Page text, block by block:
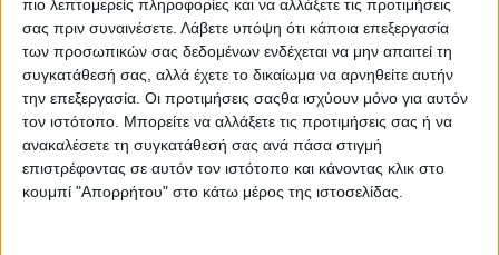
πιο λεπτομερείς πληροφορίες και να αλλάξετε τις προτιμήσεις
σας πριν συναινέσετε. Λάβετε υπόψη ότι κάποια επεξεργασία
των προσωπικών σας δεδομένων ενδέχεται να μην απαιτεί τη
συγκατάθεσή σας, αλλά έχετε το δικαίωμα να αρνηθείτε αυτήν
την επεξεργασία. Οι προτιμήσεις σαςθα ισχύουν μόνο για αυτόν
τον ιστότοπο. Μπορείτε να αλλάξετε τις προτιμήσεις σας ή να
ανακαλέσετε τη συγκατάθεσή σας ανά πάσα στιγμή
επιστρέφοντας σε αυτόν τον ιστότοπο και κάνοντας κλικ στο
κουμπί "Απορρήτου" στο κάτω μέρος της ιστοσελίδας.
Χαλκίδα:35χρονη έπεσε στο κενό από
την υψηλή γέφυρα Χαλκίδας
Σταμάτης Κ. Ρουσόδημος 6 ΑΥΓΟΎΣΤΟΥ 2026